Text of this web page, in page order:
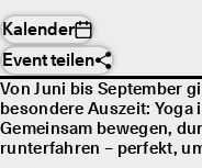
Kalender
Event teilen
Von Juni bis September
besondere Auszeit:
Gemeinsam bewegen,
runterfahren – perfekt,